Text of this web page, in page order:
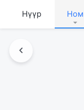
Нүүр Ном